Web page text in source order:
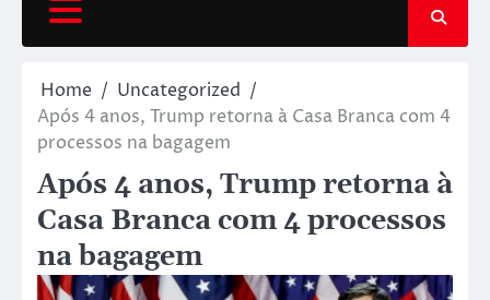
Home
Uncategorized
Após 4 anos, Trump retorna à Casa Branca com 4
processos na bagagem
Após 4 anos, Trump retorna à
Casa Branca com 4 processos
na bagagem